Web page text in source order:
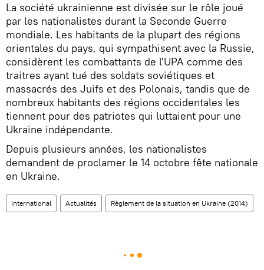
La société ukrainienne est divisée sur le rôle joué
par les nationalistes durant la Seconde Guerre
mondiale. Les habitants de la plupart des régions
orientales du pays, qui sympathisent avec la Russie,
considèrent les combattants de l'UPA comme des
traitres ayant tué des soldats soviétiques et
massacrés des Juifs et des Polonais, tandis que de
nombreux habitants des régions occidentales les
tiennent pour des patriotes qui luttaient pour une
Ukraine indépendante.
Depuis plusieurs années, les nationalistes
demandent de proclamer le 14 octobre fête nationale
en Ukraine.
International Actualités Règlement de la situation en Ukraine (2014)